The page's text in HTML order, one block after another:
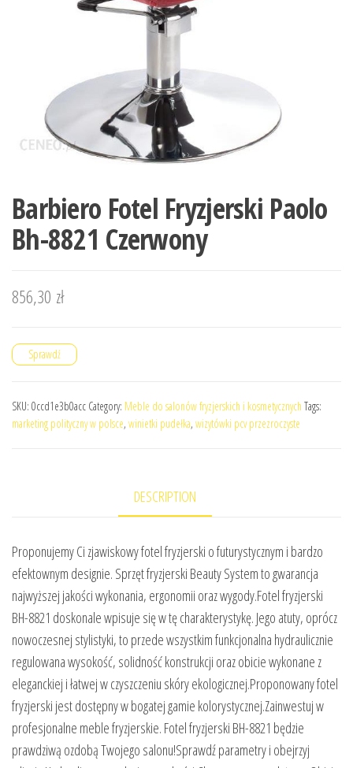
Barbiero Fotel Fryzjerski Paolo
Bh-8821 Czerwony
856,30 zł
Sprawdź
SKU: 0ccd1e3b0acc Category: Meble do salonów fryzjerskich i kosmetycznych Tags:
marketing polityczny w polsce, winietki pudełka, wizytówki pcv przezroczyste
DESCRIPTION
Proponujemy Ci zjawiskowy fotel fryzjerski o futurystycznym i bardzo
efektownym designie. Sprzęt fryzjerski Beauty System to gwarancja
najwyższej jakości wykonania, ergonomii oraz wygody.Fotel fryzjerski
BH-8821 doskonale wpisuje się w tę charakterystykę. Jego atuty, oprócz
nowoczesnej stylistyki, to przede wszystkim funkcjonalna hydraulicznie
regulowana wysokość, solidność konstrukcji oraz obicie wykonane z
eleganckiej i łatwej w czyszczeniu skóry ekologicznej.Proponowany fotel
fryzjerski jest dostępny w bogatej gamie kolorystycznej.Zainwestuj w
profesjonalne meble fryzjerskie. Fotel fryzjerski BH-8821 będzie
prawdziwą ozdobą Twojego salonu!Sprawdź parametry i obejrzyj